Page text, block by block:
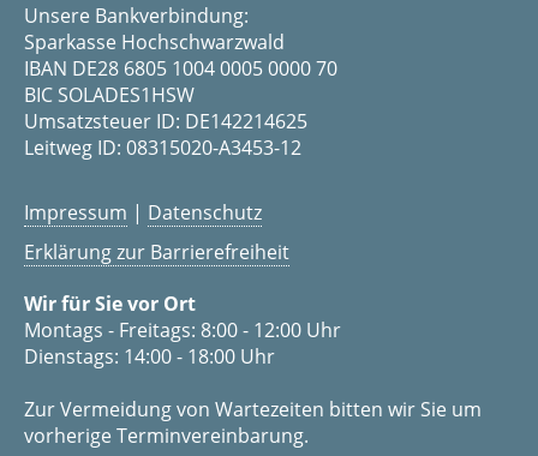
Unsere Bankverbindung:
Sparkasse Hochschwarzwald
IBAN DE28 6805 1004 0005 0000 70
BIC SOLADES1HSW
Umsatzsteuer ID: DE142214625
Leitweg ID: 08315020-A3453-12
Impressum | Datenschutz
Erklärung zur Barrierefreiheit
Wir für Sie vor Ort
Montags - Freitags: 8:00 - 12:00 Uhr
Dienstags: 14:00 - 18:00 Uhr
Zur Vermeidung von Wartezeiten bitten wir Sie um
vorherige Terminvereinbarung.